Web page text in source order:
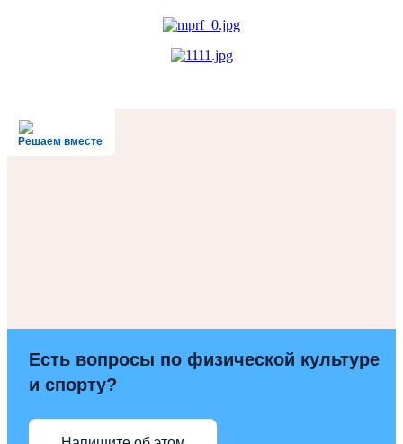
Решаем вместе
Есть вопросы по физической культуре
и спорту?